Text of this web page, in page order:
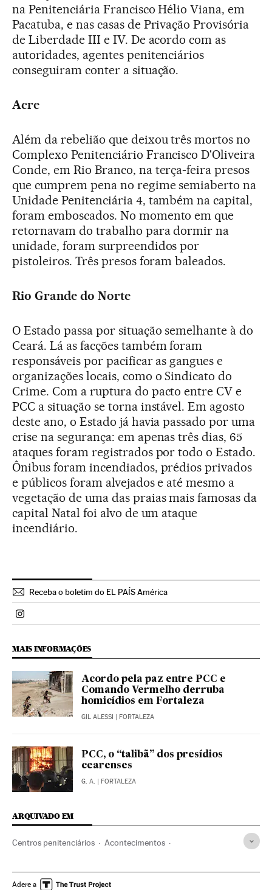
na Penitenciária Francisco Hélio Viana, em
Pacatuba, e nas casas de Privação Provisória
de Liberdade III e IV. De acordo com as
autoridades, agentes penitenciários
conseguiram conter a situação.
Acre
Além da rebelião que deixou três mortos no
Complexo Penitenciário Francisco D'Oliveira
Conde, em Rio Branco, na terça-feira presos
que cumprem pena no regime semiaberto na
Unidade Penitenciária 4, também na capital,
foram emboscados. No momento em que
retornavam do trabalho para dormir na
unidade, foram surpreendidos por
pistoleiros. Três presos foram baleados.
Rio Grande do Norte
O Estado passa por situação semelhante à do
Ceará. Lá as facções também foram
responsáveis por pacificar as gangues e
organizações locais, como o Sindicato do
Crime. Com a ruptura do pacto entre CV e
PCC a situação se torna instável. Em agosto
deste ano, o Estado já havia passado por uma
crise na segurança: em apenas três dias, 65
ataques foram registrados por todo o Estado.
Ônibus foram incendiados, prédios privados
e públicos foram alvejados e até mesmo a
vegetação de uma das praias mais famosas da
capital Natal foi alvo de um ataque
incendiário.
Receba o boletim do EL PAÍS América
Politica El País Brasil en Instagram
MAIS INFORMAÇÕES
Acordo pela paz entre PCC e
Comando Vermelho derruba
homicídios em Fortaleza
GIL ALESSI | FORTALEZA
PCC, o “talibã” dos presídios
cearenses
G. A. | FORTALEZA
ARQUIVADO EM
Centros penitenciários Acontecimentos
Conflitos PCC Comando Vermelho
Adere a